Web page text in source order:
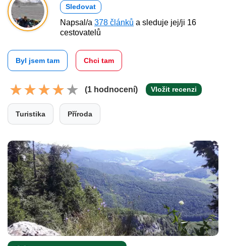
Sledovat
Napsal/a 378 článků a sleduje jej/ji 16
cestovatelů
Byl jsem tam Chci tam
(1 hodnocení) Vložit recenzi
Turistika Příroda